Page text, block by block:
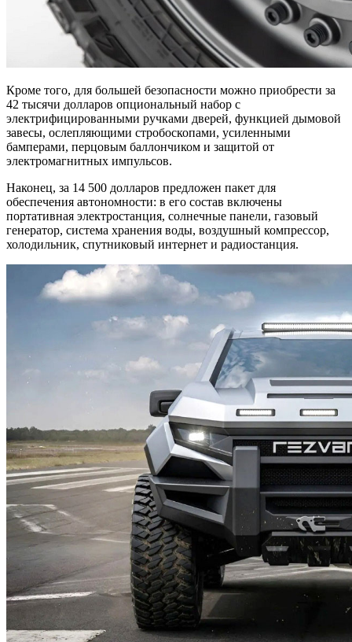
Кроме того, для большей безопасности можно приобрести за
42 тысячи долларов опциональный набор с
электрифицированными ручками дверей, функцией дымовой
завесы, ослепляющими стробоскопами, усиленными
бамперами, перцовым баллончиком и защитой от
электромагнитных импульсов.
Наконец, за 14 500 долларов предложен пакет для
обеспечения автономности: в его состав включены
портативная электростанция, солнечные панели, газовый
генератор, система хранения воды, воздушный компрессор,
холодильник, спутниковый интернет и радиостанция.